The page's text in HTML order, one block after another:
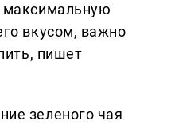
максимальную
вкусом, важно
пишет
зеленого чая